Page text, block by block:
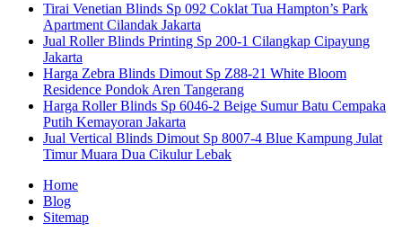
Tirai Venetian Blinds Sp 092 Coklat Tua Hampton’s Park
Apartment Cilandak Jakarta
Jual Roller Blinds Printing Sp 200-1 Cilangkap Cipayung
Jakarta
Harga Zebra Blinds Dimout Sp Z88-21 White Bloom
Residence Pondok Aren Tangerang
Harga Roller Blinds Sp 6046-2 Beige Sumur Batu Cempaka
Putih Kemayoran Jakarta
Jual Vertical Blinds Dimout Sp 8007-4 Blue Kampung Julat
Timur Muara Dua Cikulur Lebak
Home
Blog
Sitemap